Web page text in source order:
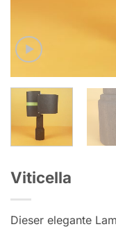
Viticella
Dieser elegante